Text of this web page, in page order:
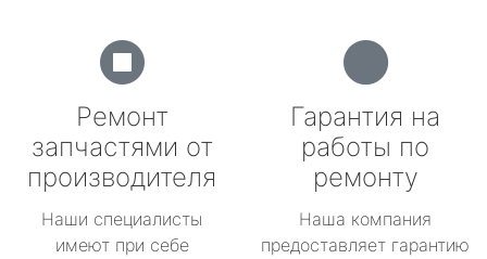
Ремонт
запчастями от
производителя
Наши специалисты
имеют при себе
Гарантия на
работы по
ремонту
Наша компания
предоставляет гарантию